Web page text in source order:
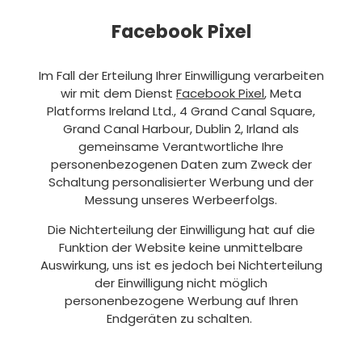
Facebook Pixel
Im Fall der Erteilung Ihrer Einwilligung verarbeiten
wir mit dem Dienst Facebook Pixel, Meta
Platforms Ireland Ltd., 4 Grand Canal Square,
Grand Canal Harbour, Dublin 2, Irland als
gemeinsame Verantwortliche Ihre
personenbezogenen Daten zum Zweck der
Schaltung personalisierter Werbung und der
Messung unseres Werbeerfolgs.
Die Nichterteilung der Einwilligung hat auf die
Funktion der Website keine unmittelbare
Auswirkung, uns ist es jedoch bei Nichterteilung
der Einwilligung nicht möglich
personenbezogene Werbung auf Ihren
Endgeräten zu schalten.